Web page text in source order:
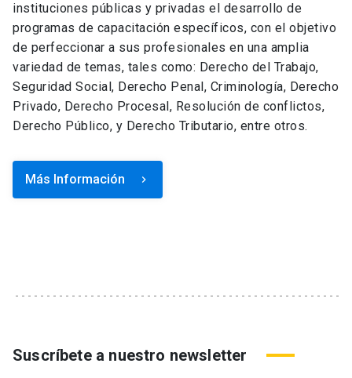
instituciones públicas y privadas el desarrollo de
programas de capacitación específicos, con el objetivo
de perfeccionar a sus profesionales en una amplia
variedad de temas, tales como: Derecho del Trabajo,
Seguridad Social, Derecho Penal, Criminología, Derecho
Privado, Derecho Procesal, Resolución de conflictos,
Derecho Público, y Derecho Tributario, entre otros.
Más Información keyboard_arrow_right
Suscríbete a nuestro newsletter